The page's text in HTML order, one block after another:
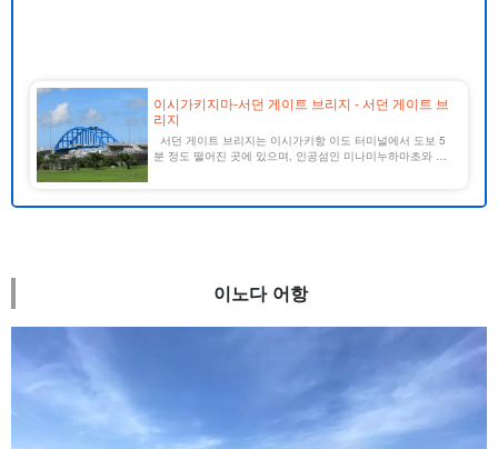
이시가키지마-서던 게이트 브리지 - 서던 게이트 브
리지
서던 게이트 브리지는 이시가키항 이도 터미널에서 도보 5
분 정도 떨어진 곳에 있으며, 인공섬인 미나미누하마초와 하
이노다 어항